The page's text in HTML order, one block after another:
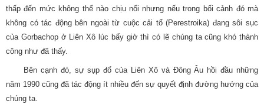
thấp đến mức không thể nào chịu nổi nhưng nếu trong bối cảnh đó mà
không có tác động bên ngoài từ cuộc cải tổ (Perestroika) đang sôi sục
của Gorbachop ở Liên Xô lúc bấy giờ thì có lẽ chúng ta cũng khó thành
công như đã thấy.
Bên cạnh đó, sự sụp đổ của Liên Xô và Đông Âu hồi đầu những
năm 1990 cũng đã tác động ít nhiều đến sự quyết định đường hướng của
chúng ta.